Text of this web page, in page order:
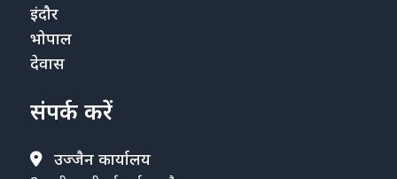
इंदौर
भोपाल
देवास
संपर्क करें
उज्जैन कार्यालय